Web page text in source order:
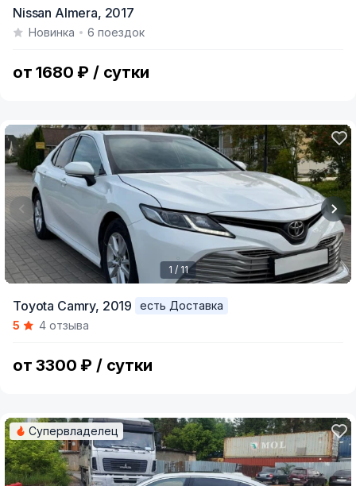
of
Nissan Almera, 2017
Новинка 6 поездок
от 1680 ₽ / сутки
of
1 / 11
Toyota Camry, 2019
есть Доставка
5
4 отзыва
от 3300 ₽ / сутки
Супервладелец